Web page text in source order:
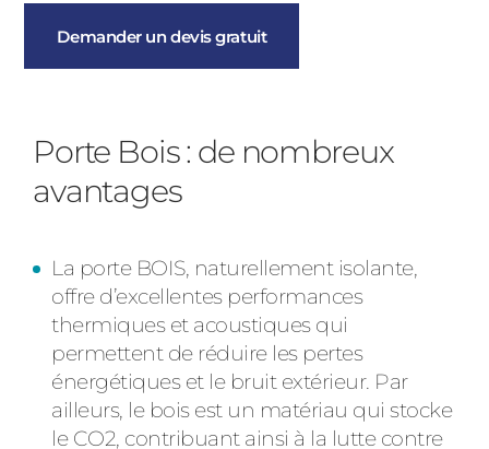
Demander un devis gratuit
Porte Bois : de nombreux
avantages
La porte BOIS, naturellement isolante,
offre d’excellentes performances
thermiques et acoustiques qui
permettent de réduire les pertes
énergétiques et le bruit extérieur. Par
ailleurs, le bois est un matériau qui stocke
le CO2, contribuant ainsi à la lutte contre